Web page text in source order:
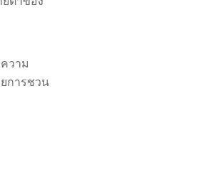
วาม
การชวน